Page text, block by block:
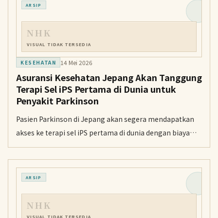
ARSIP
NHK
VISUAL TIDAK TERSEDIA
KESEHATAN 14 Mei 2026
Asuransi Kesehatan Jepang Akan Tanggung
Terapi Sel iPS Pertama di Dunia untuk
Penyakit Parkinson
Pasien Parkinson di Jepang akan segera mendapatkan
akses ke terapi sel iPS pertama di dunia dengan biaya
yang jauh lebih terjangkau melalui asuransi kesehatan
publik.
ARSIP
NHK